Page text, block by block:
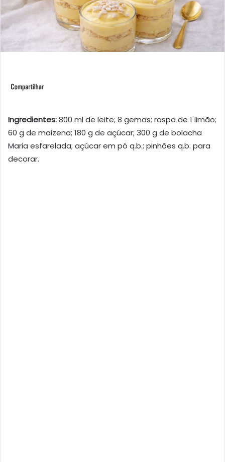
Ingredientes:800 ml de leite; 8 gemas; raspa de 1 limão;
60 g de maizena; 180 g de açúcar; 300 g de bolacha
Maria esfarelada; açúcar em pó q.b.; pinhões q.b. para
decorar.